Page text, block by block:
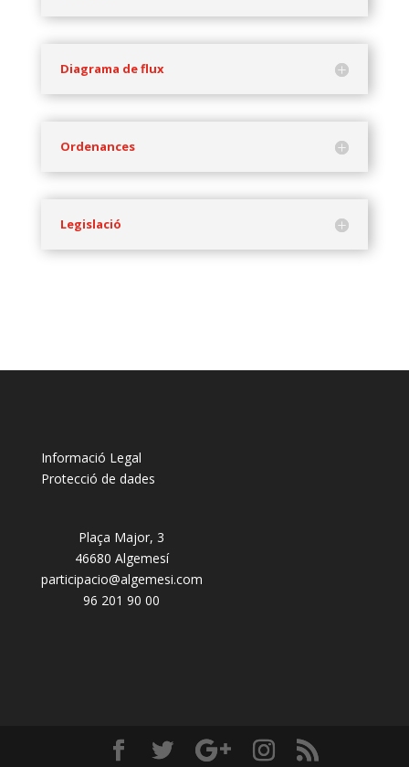
Diagrama de flux
Ordenances
Legislació
Informació Legal
Protecció de dades
Plaça Major, 3
46680 Algemesí
participacio@algemesi.com
96 201 90 00